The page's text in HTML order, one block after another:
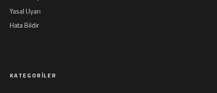
Yasal Uyarı
Hata Bildir
KATEGORILER